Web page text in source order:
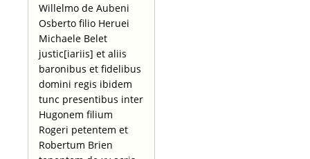
Willelmo de Aubeni
Osberto filio Heruei
Michaele Belet
justic[iariis] et aliis
baronibus et fidelibus
domini regis ibidem
tunc presentibus inter
Hugonem filium
Rogeri petentem et
Robertum Brien